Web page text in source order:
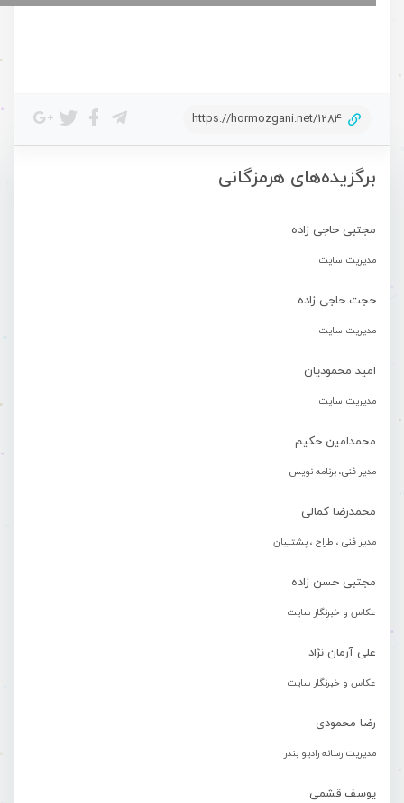
برگزیده‌های هرمزگانی
مجتبی حاجی زاده
مدیریت سایت
حجت حاجی زاده
مدیریت سایت
امید محمودیان
مدیریت سایت
محمدامین حکیم
مدیر فنی، برنامه نویس
محمدرضا کمالی
مدیر فنی ، طراح ، پشتیبان
مجتبی حسن زاده
عکاس و خبرنگار سایت
علی آرمان نژاد
عکاس و خبرنگار سایت
رضا محمودی
مدیریت رسانه رادیو بندر
یوسف قشمی
https://hormozgani.net/1284